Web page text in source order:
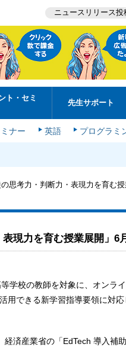
ニュースリリース投
ト・セミ
先生サポート
ナー 英語 プログラミ
思考力・判断力・表現力を育む
現力を育む授業展開」6
学校の教師を対象に、オンラ
用できる新学習指導要領に対
済産業省の「EdTech 導入補